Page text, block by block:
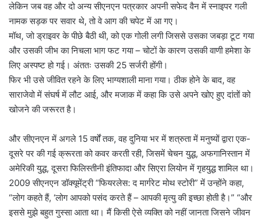
लेकिन जब वह और दो अन्य सीएनएन पत्रकार अपनी सफेद वैन में स्नाइपर गली
नामक सड़क पर सवार थे, तो वे आग की चपेट में आ गए।
मॉथ, जो ड्राइवर के पीछे बैठी थी, को एक गोली लगी जिससे उसका जबड़ा टूट गया
और उसकी जीभ का निचला भाग फट गया – चोटों के कारण उसकी वाणी हमेशा के
लिए अस्पष्ट हो गई। अंततः उसकी 25 सर्जरी होंगी।
फिर भी उसे जीवित रहने के लिए भाग्यशाली माना गया। ठीक होने के बाद, वह
साराजेवो में संघर्ष में लौट आई, और मजाक में कहा कि उसे अपने खोए हुए दांतों को
खोजने की जरूरत है।
और सीएनएन में अगले 15 वर्षों तक, वह दुनिया भर में शत्रुता में मनुष्यों द्वारा एक-
दूसरे पर की गई क्रूरता को कवर करती रही, जिसमें चेचन युद्ध, अफगानिस्तान में
अमेरिकी युद्ध, दूसरा फिलिस्तीनी इंतिफादा और सिएरा लियोन में गृहयुद्ध शामिल था।
2009 सीएनएन डॉक्यूमेंट्री “फियरलेस: द मार्गरेट मोथ स्टोरी” में उन्होंने कहा,
“लोग कहते हैं, ‘लोग आपको पसंद करते हैं – आपकी मृत्यु की इच्छा होती है।” “और
इससे मुझे बहुत गुस्सा आता था। मैं किसी ऐसे व्यक्ति को नहीं जानता जिसने जीवन